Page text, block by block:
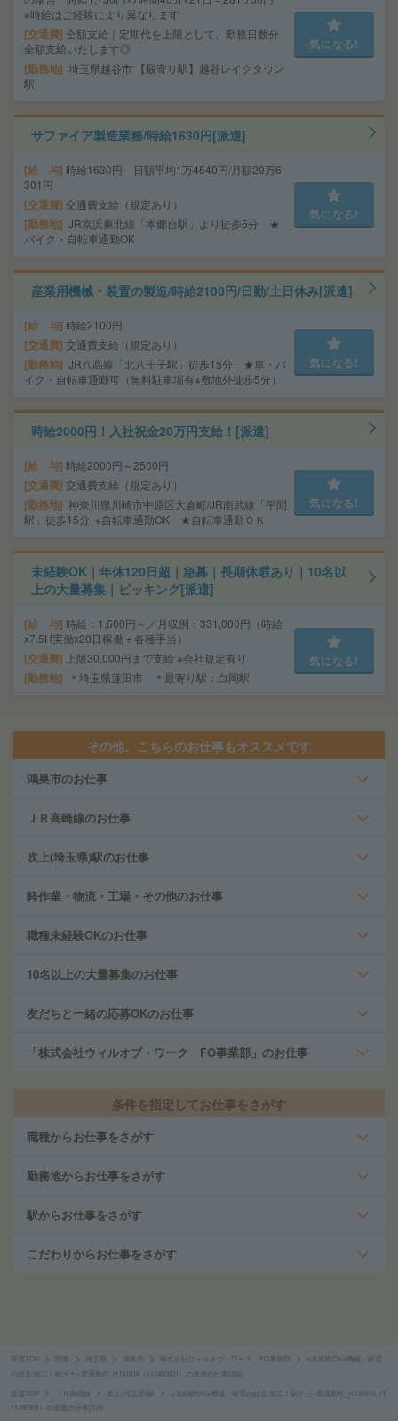
※時給はご経験により異なります
交通費 全額支給｜定期代を上限として、勤務日数分
全額支給いたします◎
勤務地 埼玉県越谷市 【最寄り駅】越谷レイクタウン
駅
気になる!
サファイア製造業務/時給1630円[派遣]
給 与 時給1630円 日額平均1万4540円/月額29万6
301円
交通費 交通費支給（規定あり）
勤務地 JR京浜東北線「本郷台駅」より徒歩5分 ★
バイク・自転車通勤OK
気になる!
産業用機械・装置の製造/時給2100円/日勤/土日休み[派遣]
給 与 時給2100円
交通費 交通費支給（規定あり）
勤務地 JR八高線「北八王子駅」徒歩15分 ★車・バ
イク・自転車通勤可（無料駐車場有※敷地外徒歩5分）
気になる!
時給2000円！入社祝金20万円支給！[派遣]
給 与 時給2000円～2500円
交通費 交通費支給（規定あり）
勤務地 神奈川県川崎市中原区大倉町/JR南武線「平間
駅」徒歩15分 ※自転車通勤OK ★自転車通勤ＯＫ
気になる!
未経験OK｜年休120日超｜急募｜長期休暇あり｜10名以
上の大量募集｜ピッキング[派遣]
給 与 時給：1,600円～／月収例：331,000円（時給
x7.5H実働x20日稼働＋各種手当）
交通費 上限30,000円まで支給 ※会社規定有り
勤務地 ＊埼玉県蓮田市 ＊最寄り駅：白岡駅
気になる!
その他、こちらのお仕事もオススメです
鴻巣市のお仕事
ＪＲ高崎線のお仕事
吹上(埼玉県)駅のお仕事
軽作業・物流・工場・その他のお仕事
職種未経験OKのお仕事
10名以上の大量募集のお仕事
友だちと一緒の応募OKのお仕事
「株式会社ウィルオブ・ワーク FO事業部」のお仕事
条件を指定してお仕事をさがす
職種からお仕事をさがす
勤務地からお仕事をさがす
駅からお仕事をさがす
こだわりからお仕事をさがす
派遣TOP 埼玉県 鴻巣市 株式会社ウィルオブ・ワーク FO事業部
○未経験OK○機械・家電
の組立/加工！駅チカ×車通勤可_H131818（111450901）の派遣の仕事詳細
派遣TOP ＪＲ高崎線 吹上(埼玉県)駅
○未経験OK○機械・家電の組立/加工！駅チカ×車通勤可_H131818（1
11450901）の派遣の仕事詳細